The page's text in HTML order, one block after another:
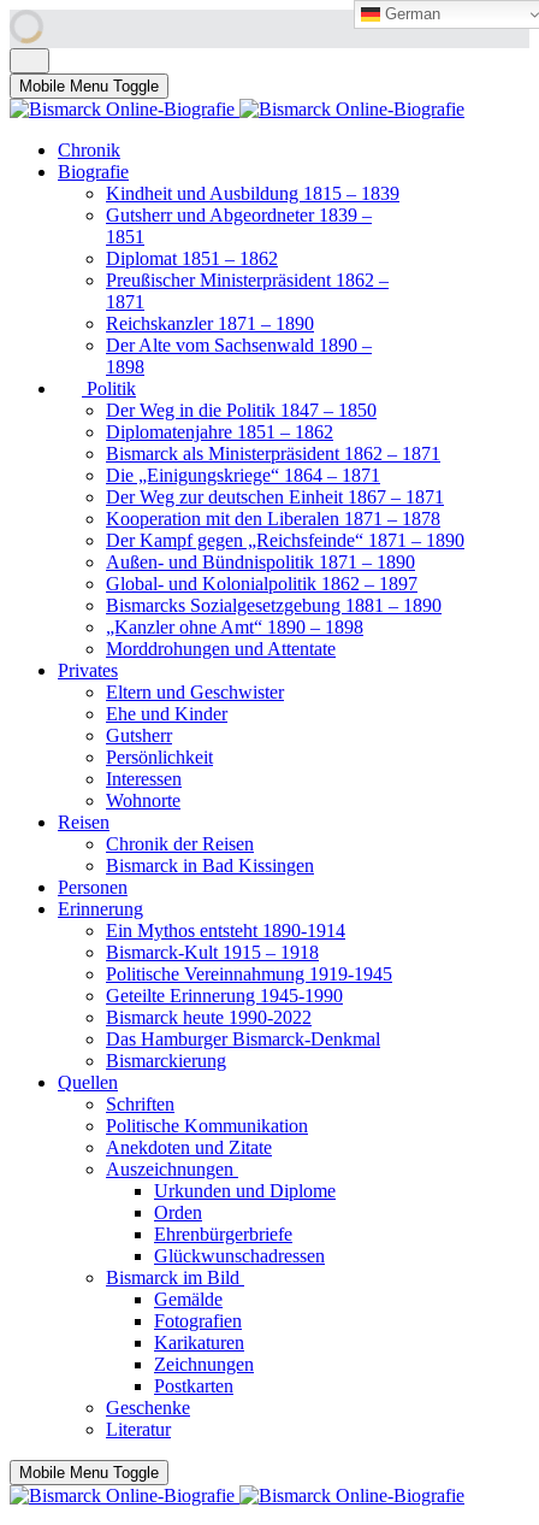
Mobile Menu Toggle
Chronik
Biografie
Kindheit und Ausbildung 1815 – 1839
Gutsherr und Abgeordneter 1839 –
1851
Diplomat 1851 – 1862
Preußischer Ministerpräsident 1862 –
1871
Reichskanzler 1871 – 1890
Der Alte vom Sachsenwald 1890 –
1898
Politik
Der Weg in die Politik 1847 – 1850
Diplomatenjahre 1851 – 1862
Bismarck als Ministerpräsident 1862 – 1871
Die „Einigungskriege“ 1864 – 1871
Der Weg zur deutschen Einheit 1867 – 1871
Kooperation mit den Liberalen 1871 – 1878
Der Kampf gegen „Reichsfeinde“ 1871 – 1890
Außen- und Bündnispolitik 1871 – 1890
Global- und Kolonialpolitik 1862 – 1897
Bismarcks Sozialgesetzgebung 1881 – 1890
„Kanzler ohne Amt“ 1890 – 1898
Morddrohungen und Attentate
Privates
Eltern und Geschwister
Ehe und Kinder
Gutsherr
Persönlichkeit
Interessen
Wohnorte
Reisen
Chronik der Reisen
Bismarck in Bad Kissingen
Personen
Erinnerung
Ein Mythos entsteht 1890-1914
Bismarck-Kult 1915 – 1918
Politische Vereinnahmung 1919-1945
Geteilte Erinnerung 1945-1990
Bismarck heute 1990-2022
Das Hamburger Bismarck-Denkmal
Bismarckierung
Quellen
Schriften
Politische Kommunikation
Anekdoten und Zitate
Auszeichnungen
Urkunden und Diplome
Orden
Ehrenbürgerbriefe
Glückwunschadressen
Bismarck im Bild
Gemälde
Fotografien
Karikaturen
Zeichnungen
Postkarten
Geschenke
Literatur
German
Mobile Menu Toggle
German